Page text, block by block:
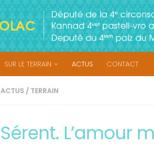
SUR LE TERRAIN ACTUS CONTACT
ACTUS / TERRAIN
Sérent. L’amour